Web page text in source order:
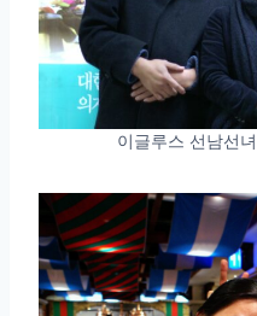
이글루스 선남선